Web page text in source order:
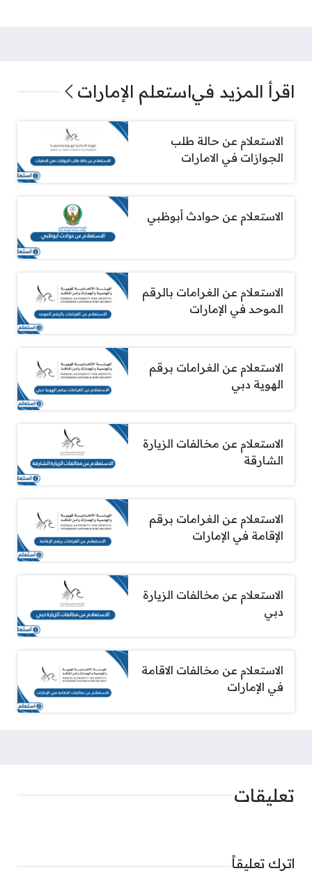
اقرأ المزيد فياستعلم الإمارات
الاستعلام عن حالة طلب
الجوازات في الامارات
الاستعلام عن حوادث أبوظبي
الاستعلام عن الغرامات بالرقم
الموحد في الإمارات
الاستعلام عن الغرامات برقم
الهوية دبي
الاستعلام عن مخالفات الزيارة
الشارقة
الاستعلام عن الغرامات برقم
الإقامة في الإمارات
الاستعلام عن مخالفات الزيارة
دبي
الاستعلام عن مخالفات الاقامة
في الإمارات
تعليقات
اترك تعليقاً